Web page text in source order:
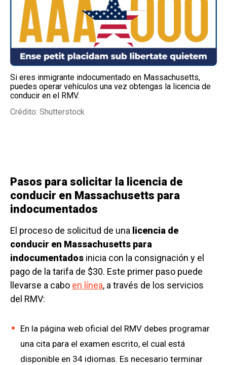
Si eres inmigrante indocumentado en Massachusetts,
puedes operar vehículos una vez obtengas la licencia de
conducir en el RMV.
Crédito: Shutterstock
Pasos para solicitar la licencia de
conducir en Massachusetts para
indocumentados
El proceso de solicitud de una licencia de
conducir en Massachusetts para
indocumentados inicia con la consignación y el
pago de la tarifa de $30. Este primer paso puede
llevarse a cabo en línea, a través de los servicios
del RMV:
En la página web oficial del RMV debes programar
una cita para el examen escrito, el cual está
disponible en 34 idiomas. Es necesario terminar